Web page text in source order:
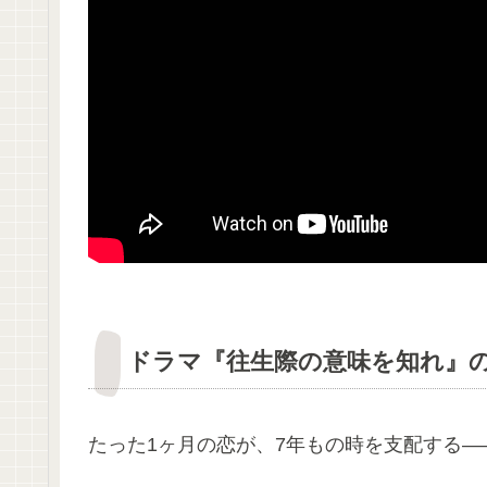
ドラマ『往生際の意味を知れ』
たった1ヶ月の恋が、7年もの時を支配する